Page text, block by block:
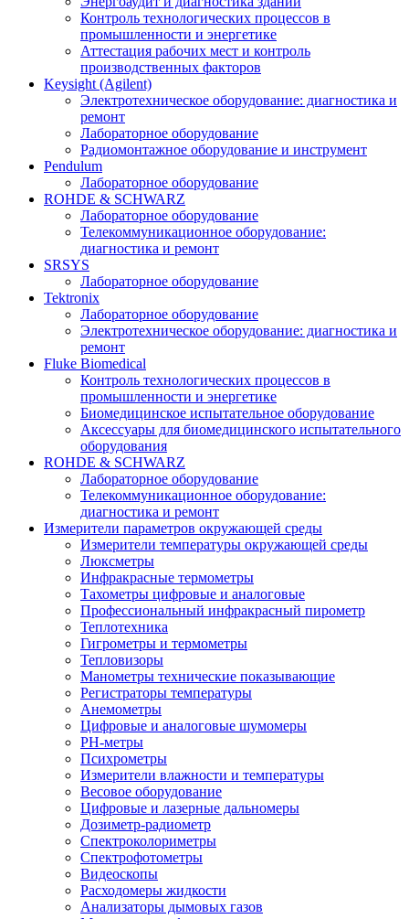
Контроль технологических процессов в
промышленности и энергетике
Аттестация рабочих мест и контроль
производственных факторов
Keysight (Agilent)
Электротехническое оборудование: диагностика и
ремонт
Лабораторное оборудование
Радиомонтажное оборудование и инструмент
Pendulum
Лабораторное оборудование
ROHDE & SCHWARZ
Лабораторное оборудование
Телекоммуникационное оборудование:
диагностика и ремонт
SRSYS
Лабораторное оборудование
Tektronix
Лабораторное оборудование
Электротехническое оборудование: диагностика и
ремонт
Fluke Biomedical
Контроль технологических процессов в
промышленности и энергетике
Биомедицинское испытательное оборудование
Аксессуары для биомедицинского испытательного
оборудования
ROHDE & SCHWARZ
Лабораторное оборудование
Телекоммуникационное оборудование:
диагностика и ремонт
Измерители параметров окружающей среды
Измерители температуры окружающей среды
Люксметры
Инфракрасные термометры
Тахометры цифровые и аналоговые
Профессиональный инфракрасный пирометр
Теплотехника
Гигрометры и термометры
Тепловизоры
Манометры технические показывающие
Регистраторы температуры
Анемометры
Цифровые и аналоговые шумомеры
PH-метры
Психрометры
Измерители влажности и температуры
Весовое оборудование
Цифровые и лазерные дальномеры
Дозиметр-радиометр
Спектроколориметры
Спектрофотометры
Видеоскопы
Расходомеры жидкости
Анализаторы дымовых газов